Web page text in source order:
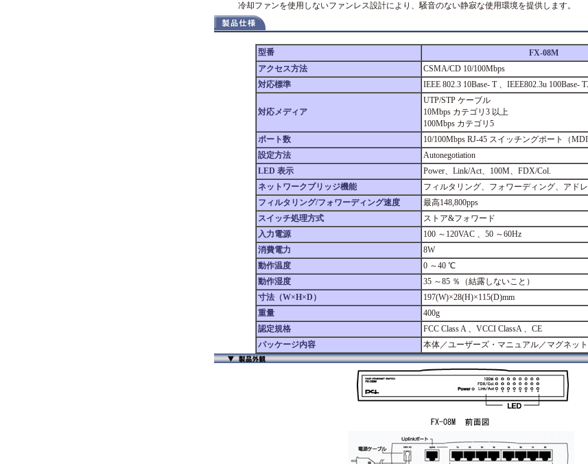
冷却ファンを使用しないファンレス設計により、騒音のない静寂な使用環境を提供します。
型番
FX-08M
アクセス方法
CSMA/CD 10/100Mbps
対応標準
IEEE 802.3 10Base- T 、IEEE802.3u 100Base-
対応メディア
UTP/STP ケーブル
10Mbps カテゴリ3 以上
100Mbps カテゴリ5
ポート数
10/100Mbps RJ-45 スイッチングポート（
設定方法
Autonegotiation
LED 表示
Power、Link/Act、100M、FDX/Col.
ネットワークブリッジ機能
フィルタリング、フォワーディング、アド
フィルタリング/フォワーディング速度
最高148,800pps
スイッチ処理方式
ストア&フォワード
入力電源
100 ～120VAC 、50 ～60Hz
消費電力
8W
動作温度
0 ～40 ℃
動作湿度
35 ～85 ％（結露しないこと）
寸法（W×H×D）
197(W)×28(H)×115(D)mm
重量
400g
認定規格
FCC Class A 、VCCI ClassA 、CE
パッケージ内容
本体／ユーザーズ・マニュアル／マグネット